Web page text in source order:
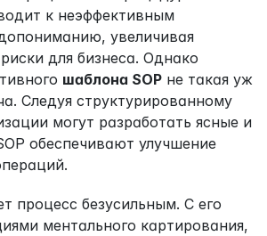
к неэффективным
увеличивая
для бизнеса. Однако
шаблона SOP не такая уж
Следуя структурированному
могут разработать ясные и
обеспечивают улучшение
процесс безусильным. С его
ментального картирования,